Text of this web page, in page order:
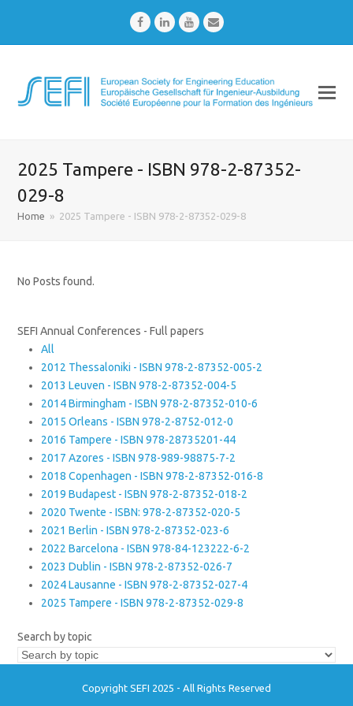
FacebookLinkedInYoutubeEmail
2025 Tampere - ISBN 978-2-87352-
029-8
Home » 2025 Tampere - ISBN 978-2-87352-029-8
No Posts found.
SEFI Annual Conferences - Full papers
All
2012 Thessaloniki - ISBN 978-2-87352-005-2
2013 Leuven - ISBN 978-2-87352-004-5
2014 Birmingham - ISBN 978-2-87352-010-6
2015 Orleans - ISBN 978-2-8752-012-0
2016 Tampere - ISBN 978-28735201-44
2017 Azores - ISBN 978-989-98875-7-2
2018 Copenhagen - ISBN 978-2-87352-016-8
2019 Budapest - ISBN 978-2-87352-018-2
2020 Twente - ISBN: 978-2-87352-020-5
2021 Berlin - ISBN 978-2-87352-023-6
2022 Barcelona - ISBN 978-84-123222-6-2
2023 Dublin - ISBN 978-2-87352-026-7
2024 Lausanne - ISBN 978-2-87352-027-4
2025 Tampere - ISBN 978-2-87352-029-8
Search by topic
Copyright SEFI 2025 - All Rights Reserved